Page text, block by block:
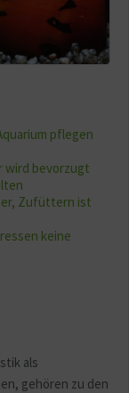
pflegen
wird bevorzugt
Zufüttern ist
keine
als
gehören zu den